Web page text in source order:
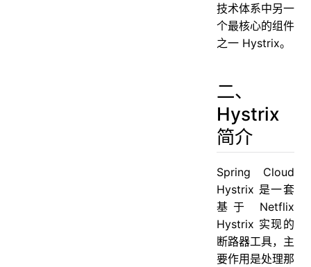
技术体系中另一
个最核心的组件
之一 Hystrix。
二、
Hystrix
简介
Spring Cloud
Hystrix 是一套
基于 Netflix
Hystrix 实现的
断路器工具，主
要作用是处理那